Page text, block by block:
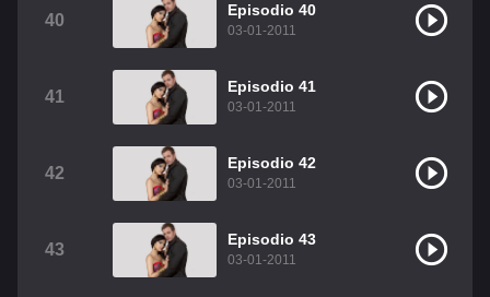
40
Episodio 40
03-01-2011
41
Episodio 41
03-01-2011
42
Episodio 42
03-01-2011
43
Episodio 43
03-01-2011